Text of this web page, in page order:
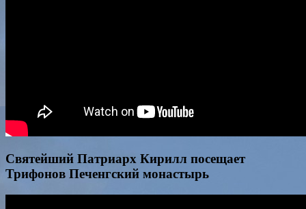
Святейший Патриарх Кирилл посещает
Трифонов Печенгский монастырь